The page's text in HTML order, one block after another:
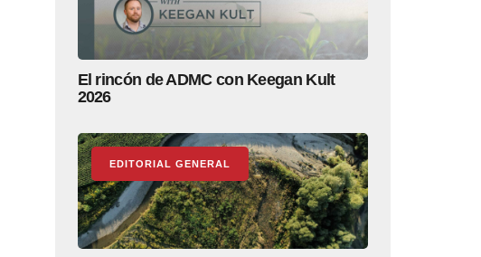
El rincón de ADMC con Keegan Kult
2026
EDITORIAL GENERAL